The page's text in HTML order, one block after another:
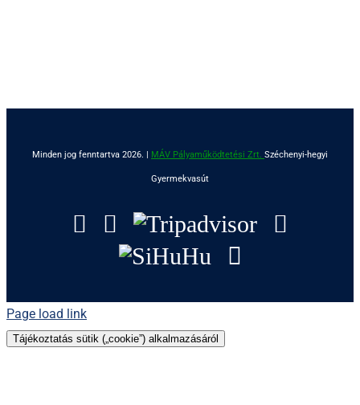
Minden jog fenntartva 2026. | MÁV Pályaműködtetési Zrt. Széchenyi-hegyi
Gyermekvasút
Facebook
Instagram
Tripadvisor
SiHuHu
Page load link
Tájékoztatás sütik („cookie”) alkalmazásáról